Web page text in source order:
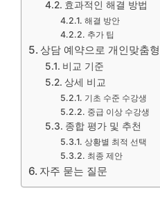
효과적인 해결 방법
해결 방안
추가 팁
상담 예약으로 개인맞춤
비교 기준
상세 비교
기초 수준 수강생
중급 이상 수강생
종합 평가 및 추천
상황별 최적 선택
최종 제안
자주 묻는 질문